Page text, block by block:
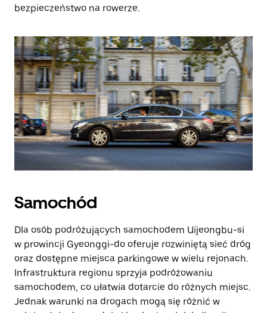
bezpieczeństwo na rowerze.
Samochód
Dla osób podróżujących samochodem Uijeongbu-si
w prowincji Gyeonggi-do oferuje rozwiniętą sieć dróg
oraz dostępne miejsca parkingowe w wielu rejonach.
Infrastruktura regionu sprzyja podróżowaniu
samochodem, co ułatwia dotarcie do różnych miejsc.
Jednak warunki na drogach mogą się różnić w